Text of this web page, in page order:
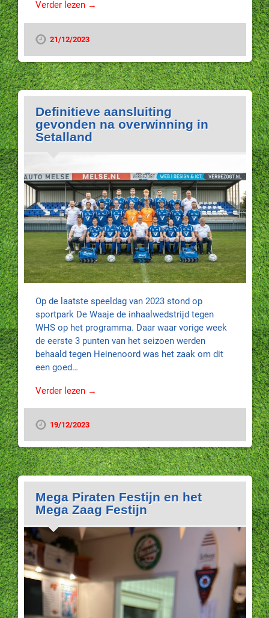
Verder lezen →
21/12/2023
Definitieve aansluiting
gevonden na overwinning in
Setalland
Op de laatste speeldag van 2023 stond op
sportpark De Waaje de inhaalwedstrijd tegen
WHS op het programma. Daar waar vorige week
de eerste 3 punten van het seizoen werden
behaald tegen Heinenoord was het zaak om dit
een goed…
Verder lezen →
19/12/2023
Mega Piraten Festijn en het
Mega Zaag Festijn